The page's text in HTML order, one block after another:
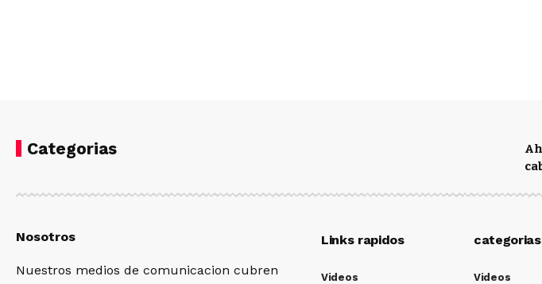
Categorias
Nosotros
Nuestros medios de comunicacion cubren
Links rapidos
Videos
categorias
Videos